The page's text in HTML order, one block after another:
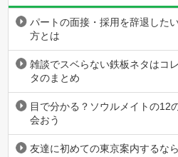
パートの面接・採用を辞退した
方とは
雑談でスベらない鉄板ネタはコ
タのまとめ
目で分かる？ソウルメイトの12
会おう
友達に初めての東京案内するな